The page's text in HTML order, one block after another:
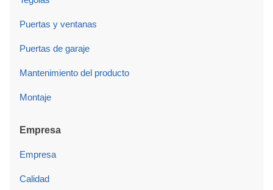
Puertas y ventanas
Puertas de garaje
Mantenimiento del producto
Montaje
Empresa
Empresa
Calidad